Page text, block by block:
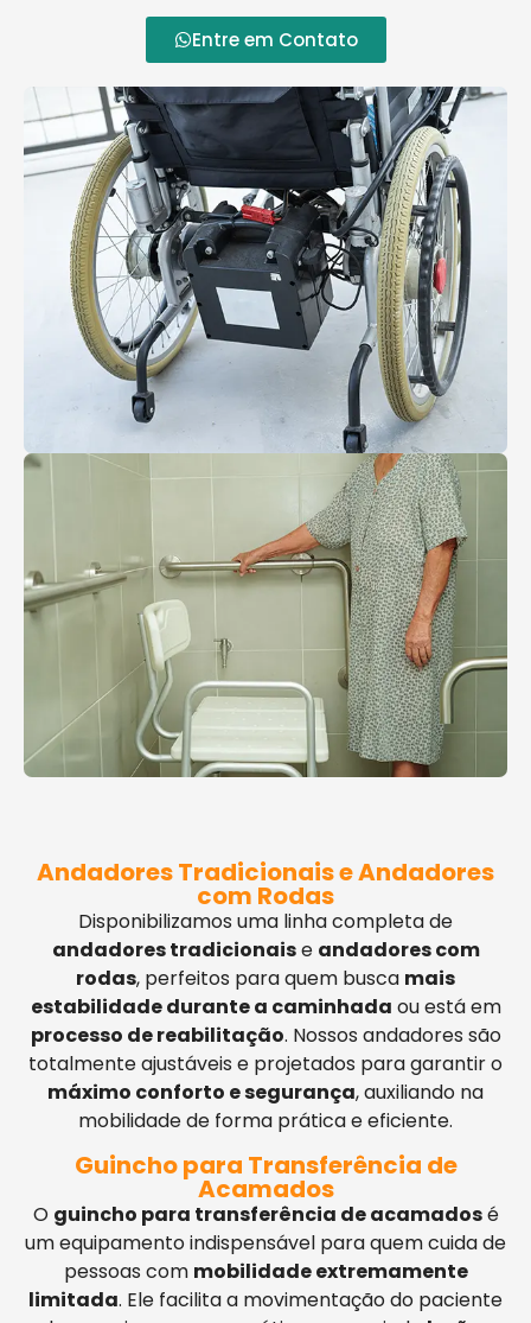
Entre em Contato
Andadores Tradicionais e Andadores
com Rodas
Disponibilizamos uma linha completa de
andadores tradicionaise andadores com
rodas, perfeitos para quem busca mais
estabilidade durante a caminhada ou está em
processo de reabilitação. Nossos andadores são
totalmente ajustáveis e projetados para garantir o
máximo conforto e segurança, auxiliando na
mobilidade de forma prática e eficiente.
Guincho para Transferência de
Acamados
O guincho para transferência de acamadosé
um equipamento indispensável para quem cuida de
pessoas com mobilidade extremamente
limitada. Ele facilita a movimentação do paciente